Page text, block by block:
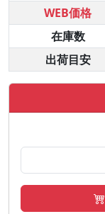
WEB価格
在庫数
出荷目安